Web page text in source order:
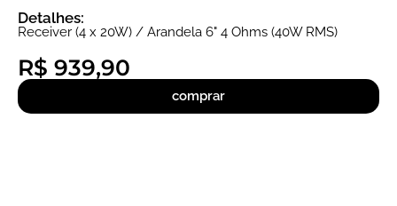
Detalhes:
Receiver (4 x 20W) / Arandela 6" 4 Ohms (40W RMS)
R$ 939,90
comprar